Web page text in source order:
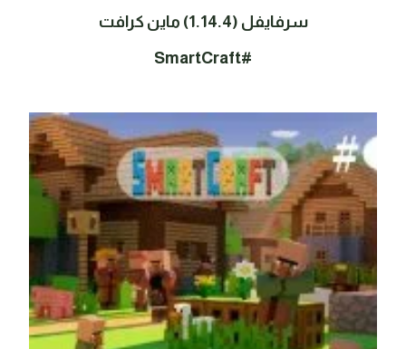
سرفايفل (1.14.4) ماين كرافت
#SmartCraft